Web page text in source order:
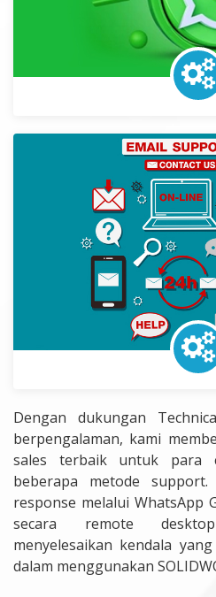
Dengan dukungan
berpengalaman, kami
sales terbaik untuk para
beberapa metode
response melalui WhatsApp
secara remote
menyelesaikan kendala
dalam menggunakan